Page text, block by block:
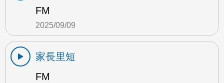
FM
2025/09/09
家長里短
FM